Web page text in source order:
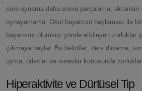
süre oynama daha sonra parçalama,
oynayamama. Okul hayatının başlaması ile
başarısını olumsuz yönde etkileyen zorluklar
çıkmaya başlar. Bu belirtiler; ders dinleme,
uyma, ödevler ve sınavlar konusunda
Hiperaktivite ve Dürtüsel Tip